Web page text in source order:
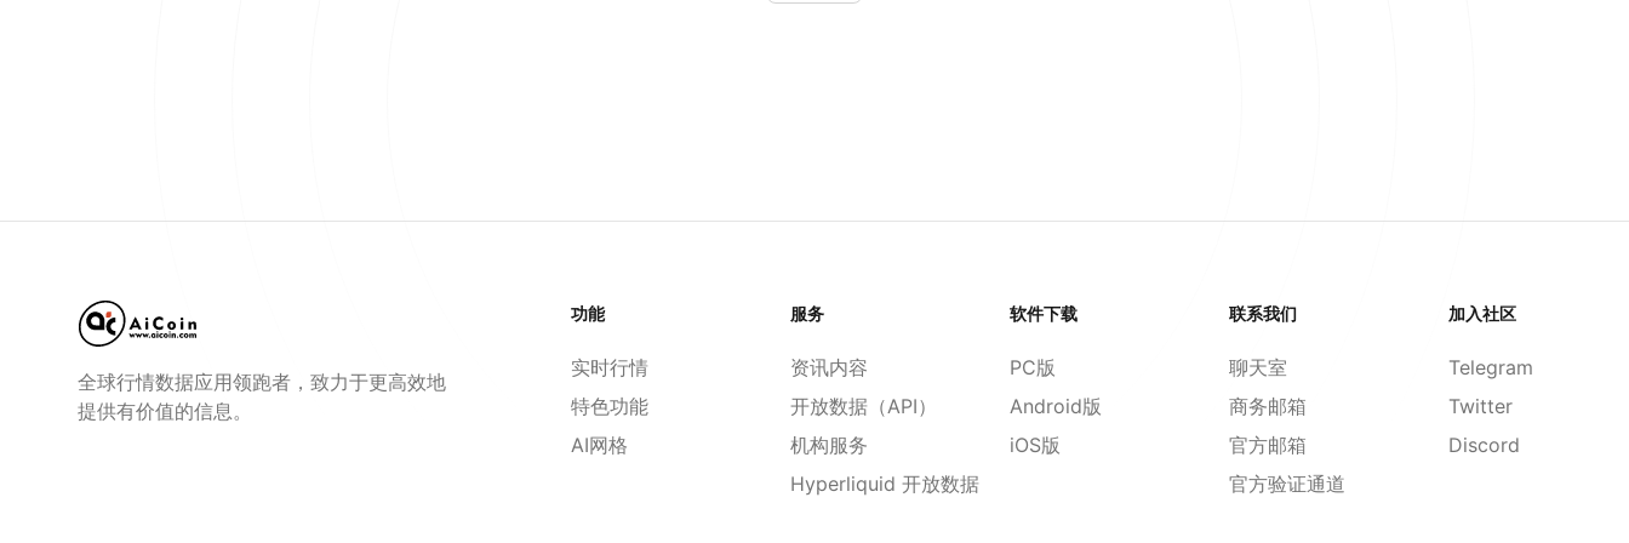
全球行情数据应用领跑者，致力于更高效地
提供有价值的信息。
功能
实时行情
特色功能
AI网格
服务
资讯内容
开放数据（API）
机构服务
Hyperliquid 开放数据
软件下载
PC版
Android版
iOS版
联系我们
聊天室
商务邮箱
官方邮箱
官方验证通道
加入社区
Telegram
Twitter
Discord